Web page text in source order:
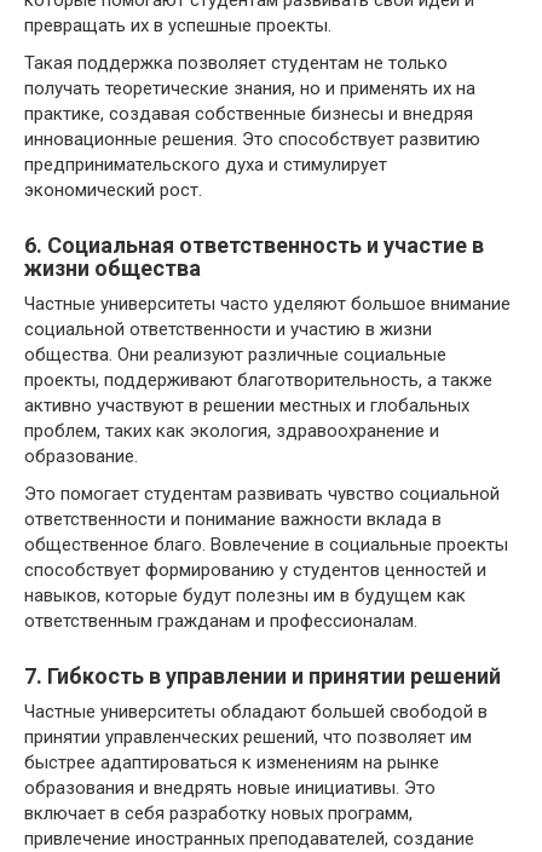
превращать их в успешные проекты.
Такая поддержка позволяет студентам не только
получать теоретические знания, но и применять их на
практике, создавая собственные бизнесы и внедряя
инновационные решения. Это способствует развитию
предпринимательского духа и стимулирует
экономический рост.
6. Социальная ответственность и участие в
жизни общества
Частные университеты часто уделяют большое внимание
социальной ответственности и участию в жизни
общества. Они реализуют различные социальные
проекты, поддерживают благотворительность, а также
активно участвуют в решении местных и глобальных
проблем, таких как экология, здравоохранение и
образование.
Это помогает студентам развивать чувство социальной
ответственности и понимание важности вклада в
общественное благо. Вовлечение в социальные проекты
способствует формированию у студентов ценностей и
навыков, которые будут полезны им в будущем как
ответственным гражданам и профессионалам.
7. Гибкость в управлении и принятии решений
Частные университеты обладают большей свободой в
принятии управленческих решений, что позволяет им
быстрее адаптироваться к изменениям на рынке
образования и внедрять новые инициативы. Это
включает в себя разработку новых программ,
привлечение иностранных преподавателей, создание